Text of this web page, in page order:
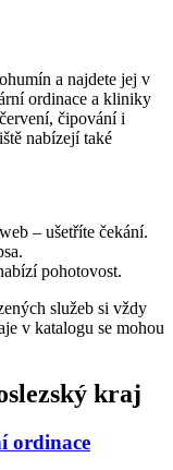
a najdete jej v
ordinace a kliniky
čipování i
nabízejí také
– ušetříte čekání.
pohotovost.
služeb si vždy
v katalogu se mohou
kraj
ordinace